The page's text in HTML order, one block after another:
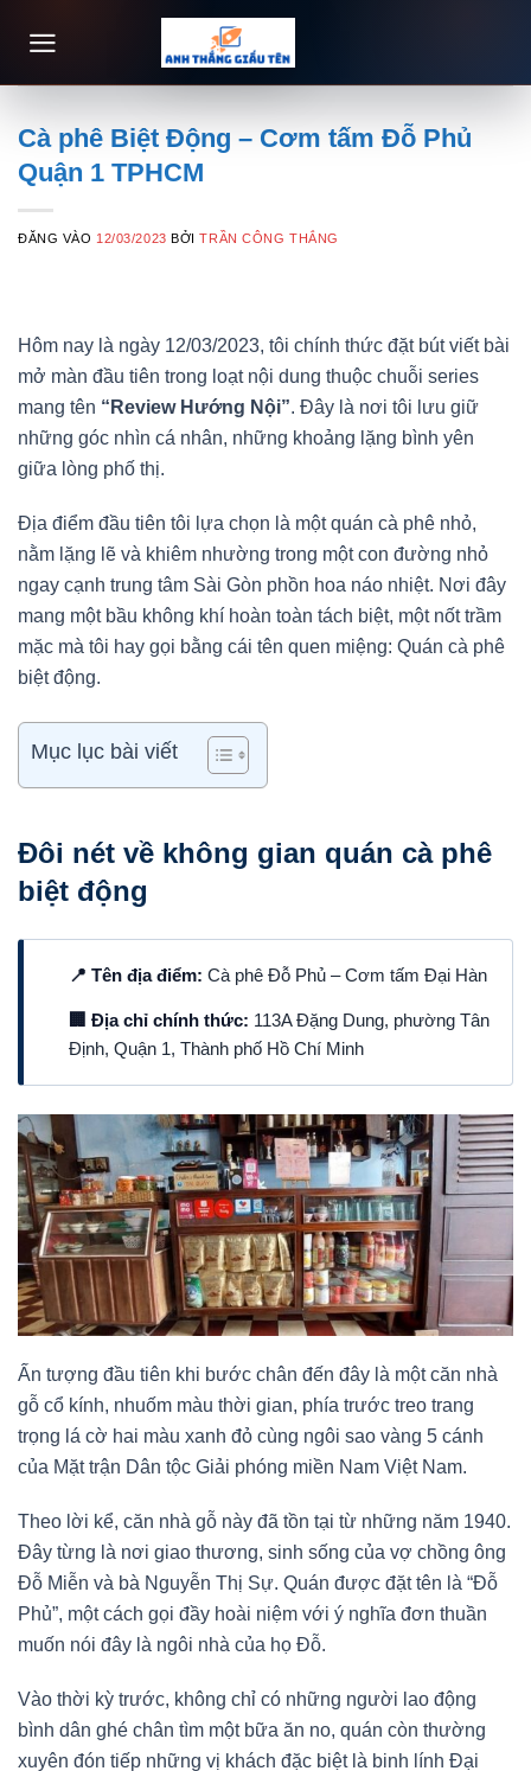
qua
Cà phê Biệt Động – Cơm tấm Đỗ Phủ
Quận 1 TPHCM
ĐĂNG VÀO 12/03/2023 BỞITRẦN CÔNG THẮNG
Hôm nay là ngày 12/03/2023, tôi chính thức đặt bút viết bài
mở màn đầu tiên trong loạt nội dung thuộc chuỗi series
mang tên “Review Hướng Nội”. Đây là nơi tôi lưu giữ
những góc nhìn cá nhân, những khoảng lặng bình yên
giữa lòng phố thị.
Địa điểm đầu tiên tôi lựa chọn là một quán cà phê nhỏ,
nằm lặng lẽ và khiêm nhường trong một con đường nhỏ
ngay cạnh trung tâm Sài Gòn phồn hoa náo nhiệt. Nơi đây
mang một bầu không khí hoàn toàn tách biệt, một nốt trầm
mặc mà tôi hay gọi bằng cái tên quen miệng: Quán cà phê
biệt động.
Mục lục bài viết
Đôi nét về không gian quán cà phê
biệt động
📍 Tên địa điểm: Cà phê Đỗ Phủ – Cơm tấm Đại Hàn
🏢 Địa chỉ chính thức: 113A Đặng Dung, phường Tân
Định, Quận 1, Thành phố Hồ Chí Minh
Ấn tượng đầu tiên khi bước chân đến đây là một căn nhà
gỗ cổ kính, nhuốm màu thời gian, phía trước treo trang
trọng lá cờ hai màu xanh đỏ cùng ngôi sao vàng 5 cánh
của Mặt trận Dân tộc Giải phóng miền Nam Việt Nam.
Theo lời kể, căn nhà gỗ này đã tồn tại từ những năm 1940.
Đây từng là nơi giao thương, sinh sống của vợ chồng ông
Đỗ Miễn và bà Nguyễn Thị Sự. Quán được đặt tên là “Đỗ
Phủ”, một cách gọi đầy hoài niệm với ý nghĩa đơn thuần
muốn nói đây là ngôi nhà của họ Đỗ.
Vào thời kỳ trước, không chỉ có những người lao động
bình dân ghé chân tìm một bữa ăn no, quán còn thường
xuyên đón tiếp những vị khách đặc biệt là binh lính Đại